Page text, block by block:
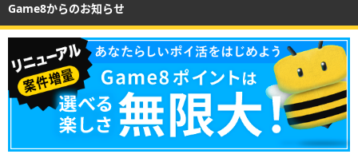
Game8からのお知らせ